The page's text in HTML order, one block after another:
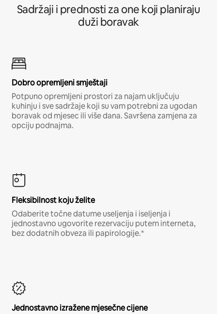
Sadržaji i prednosti za one koji planiraju
duži boravak
Dobro opremljeni smještaji
Potpuno opremljeni prostori za najam uključuju
kuhinju i sve sadržaje koji su vam potrebni za ugodan
boravak od mjesec ili više dana. Savršena zamjena za
opciju podnajma.
Fleksibilnost koju želite
Odaberite točne datume useljenja i iseljenja i
jednostavno ugovorite rezervaciju putem interneta,
bez dodatnih obveza ili papirologije.*
Jednostavno izražene mjesečne cijene